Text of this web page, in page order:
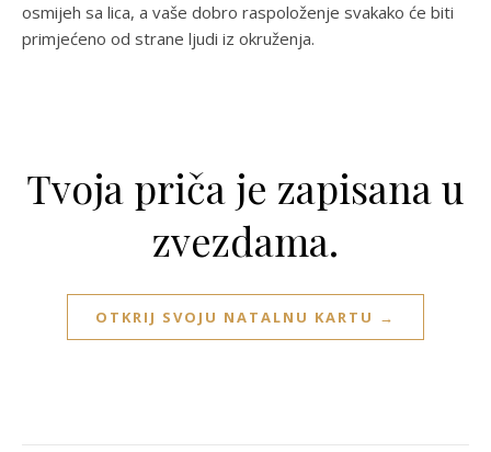
osmijeh sa lica, a vaše dobro raspoloženje svakako će biti
primjećeno od strane ljudi iz okruženja.
Tvoja priča je zapisana u
zvezdama.
OTKRIJ SVOJU NATALNU KARTU →